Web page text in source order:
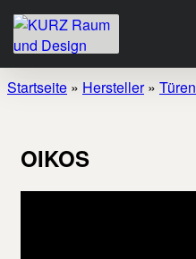
Startseite » Hersteller» Türen
OIKOS